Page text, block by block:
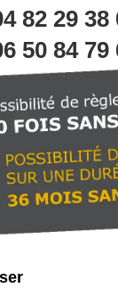
82 29 38
50 84 79